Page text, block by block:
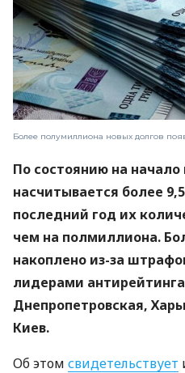
Более полумиллиона новых долгов
По состоянию на
насчитывается более
последний год их
чем на полмиллиона.
накоплено из-за
лидерами
Днепропетровская,
Киев.
Об этом свидетельствует